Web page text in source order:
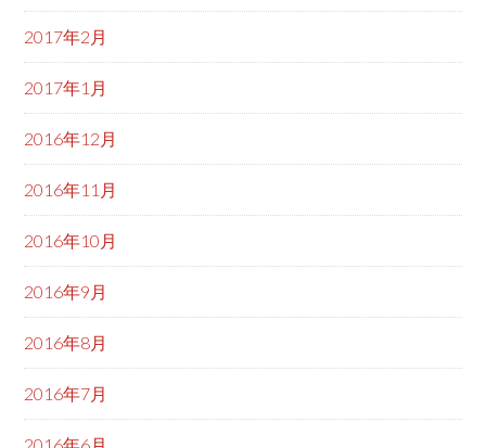
2017年2月
2017年1月
2016年12月
2016年11月
2016年10月
2016年9月
2016年8月
2016年7月